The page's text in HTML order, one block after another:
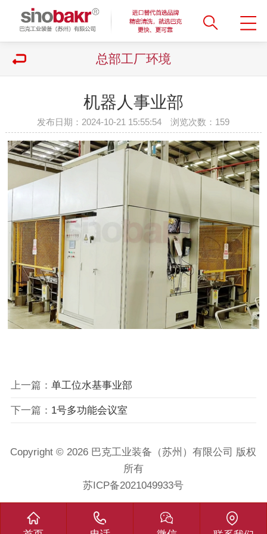
总部工厂环境
机器人事业部
发布日期：2024-10-21 15:55:54 浏览次数： 159
上一篇： 单工位水基事业部
下一篇： 1号多功能会议室
Copyright © 2026 巴克工业装备（苏州）有限公司 版权
所有
苏ICP备2021049933号